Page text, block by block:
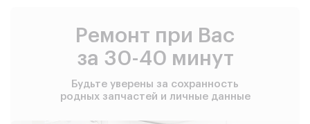
Ремонт при Вас
за 30-40 минут
Будьте уверены за сохранность
родных запчастей и личные данные